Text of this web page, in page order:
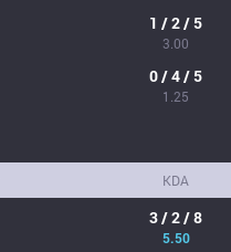
1 / 2 / 5
3.00
0 / 4 / 5
1.25
KDA
3 / 2 / 8
5.50